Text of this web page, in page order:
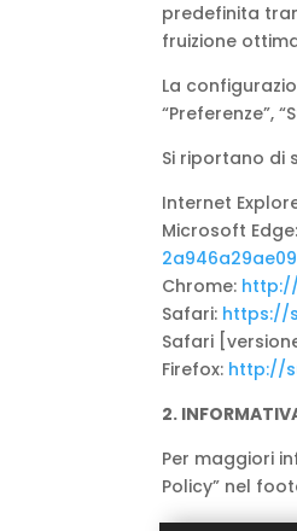
predefinita
fruizione
La
“Preferenze”,
Si riportano di
Internet
Microsoft Edge:
2a946a29ae09
Chrome:
Safari: https://
Safari
Firefox: http://
2.
Per maggiori
Policy” nel